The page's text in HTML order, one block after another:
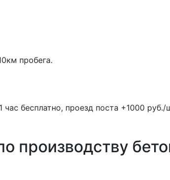
пробега.
бесплатно, проезд поста +1000 руб./
производству